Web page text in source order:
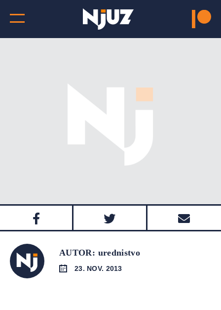
AUTOR: urednistvo
23. NOV. 2013